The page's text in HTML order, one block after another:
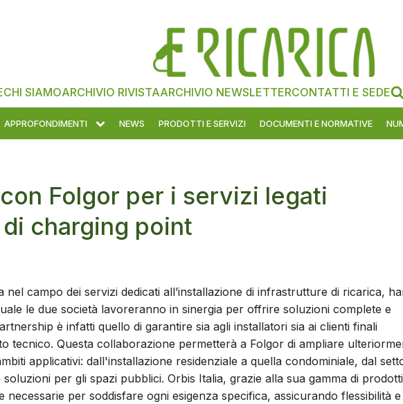
CHI SIAMOARCHIVIO RIVISTAARCHIVIO NEWSLETTERCONTATTI E SEDE
APPROFONDIMENTI NEWS PRODOTTI E SERVIZI DOCUMENTI E NORMATIVE
Folgor per i servizi legati
charging point
nel campo dei servizi dedicati all’installazione di infrastrutture di ricarica,
le due società lavoreranno in sinergia per offrire soluzioni complete e
è infatti quello di garantire sia agli installatori sia ai clienti finali
tecnico. Questa collaborazione permetterà a Folgor di ampliare
applicativi: dall'installazione residenziale a quella condominiale, dal
per gli spazi pubblici. Orbis Italia, grazie alla sua gamma di prodotti
necessarie per soddisfare ogni esigenza specifica, assicurando flessibilità e